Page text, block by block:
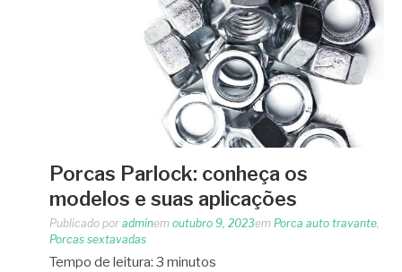
Porcas Parlock: conheça os
modelos e suas aplicações
Publicado por adminem outubro 9, 2023em Porca auto travante
Porcas sextavadas
Tempo de leitura: 3 minutos